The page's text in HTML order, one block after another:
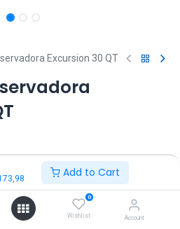
Add to Cart
0
Wishlist Account
Excursion 30 QT